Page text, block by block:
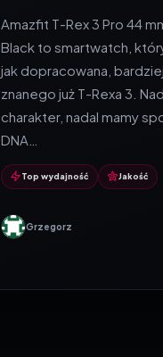
Amazfit T-Rex 3 Pro 44
Black to smartwatch,
jak dopracowana,
znanego już T-Rexa 3.
charakter, nadal mamy
DNA…
Top wydajność Jakość
Grzegorz